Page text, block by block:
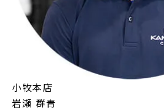
小牧本店
岩瀬 群青